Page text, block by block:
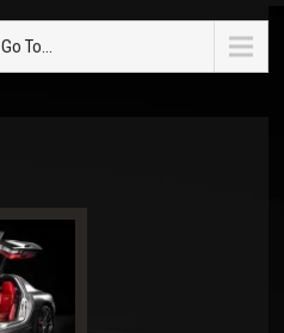
Go To...